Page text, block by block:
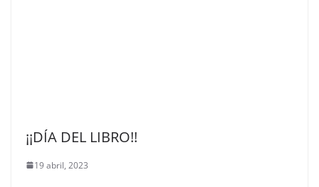
¡¡DÍA DEL LIBRO!!
19 abril, 2023